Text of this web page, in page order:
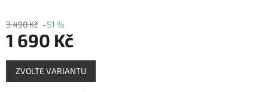
3 490 Kč –51 %
1 690 Kč
Měrná
cena:
ZVOLTE VARIANTU